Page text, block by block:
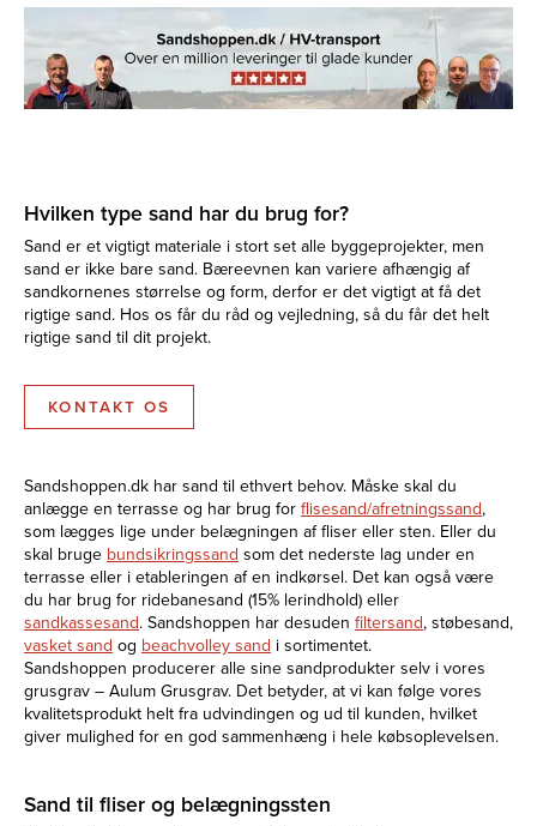
Hvilken type sand har du brug for?
Sand er et vigtigt materiale i stort set alle byggeprojekter, men
sand er ikke bare sand. Bæreevnen kan variere afhængig af
sandkornenes størrelse og form, derfor er det vigtigt at få det
rigtige sand. Hos os får du råd og vejledning, så du får det helt
rigtige sand til dit projekt.
KONTAKT OS
Sandshoppen.dk har sand til ethvert behov. Måske skal du
anlægge en terrasse og har brug for flisesand/afretningssand,
som lægges lige under belægningen af fliser eller sten. Eller du
skal bruge bundsikringssand som det nederste lag under en
terrasse eller i etableringen af en indkørsel. Det kan også være
du har brug for ridebanesand (15% lerindhold) eller
sandkassesand. Sandshoppen har desuden filtersand, støbesand,
vasket sand og beachvolley sand i sortimentet.
Sandshoppen producerer alle sine sandprodukter selv i vores
grusgrav – Aulum Grusgrav. Det betyder, at vi kan følge vores
kvalitetsprodukt helt fra udvindingen og ud til kunden, hvilket
giver mulighed for en god sammenhæng i hele købsoplevelsen.
Sand til fliser og belægningssten